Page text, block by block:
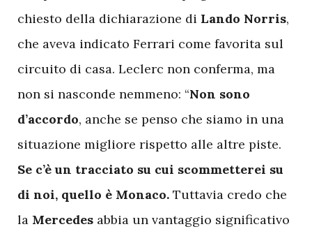
chiesto della dichiarazione di Lando Norris,
che aveva indicato Ferrari come favorita sul
circuito di casa. Leclerc non conferma, ma
non si nasconde nemmeno: “Non sono
d’accordo, anche se penso che siamo in una
situazione migliore rispetto alle altre piste.
Se c’è un tracciato su cui scommetterei su
di noi, quello è Monaco. Tuttavia credo che
la Mercedes abbia un vantaggio significativo